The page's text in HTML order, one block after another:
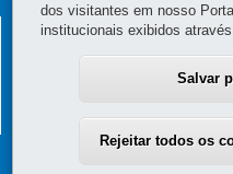
SERVIÇO
Rua Inácio Lustosa,
dos visitantes em nosso
institucionais exibidos
Salvar
Rejeitar todos os